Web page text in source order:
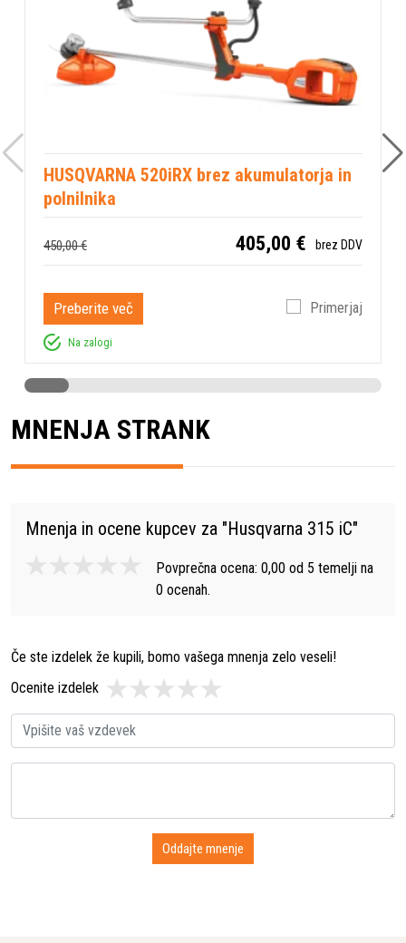
HUSQVARNA 520iRX brez akumulatorja in
polnilnika
450,00 € 405,00 € brez DDV
Preberite več Primerjaj
Na zalogi
MNENJA STRANK
Mnenja in ocene kupcev za "Husqvarna 315 iC"
Povprečna ocena: 0,00 od 5 temelji na
0 ocenah.
Če ste izdelek že kupili, bomo vašega mnenja zelo veseli!
Ocenite izdelek